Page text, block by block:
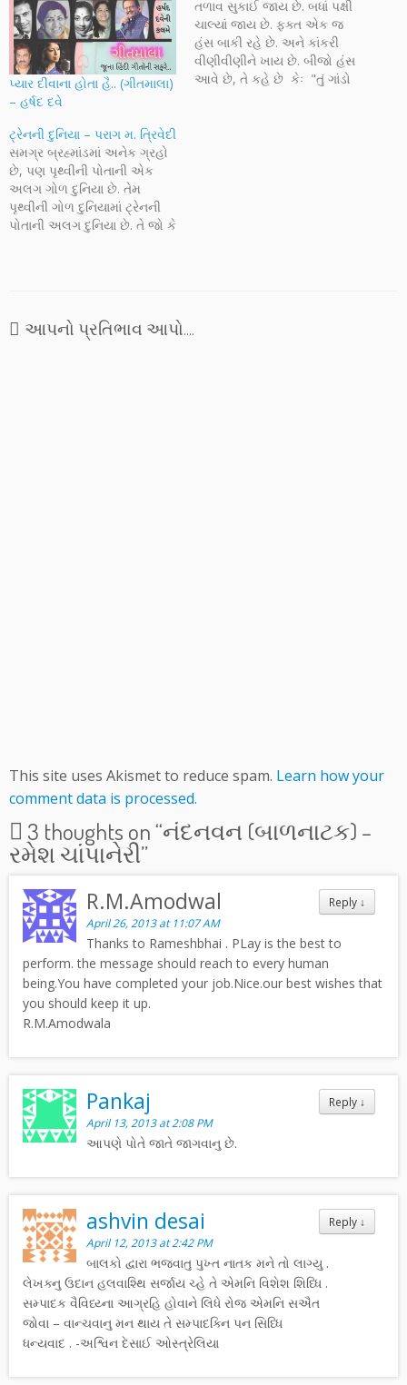
પ્યાર દીવાના હોતા હૈ.. (ગીતમાલા)
– હર્ષદ દવે
તળાવ સુકાઈ જાય છે. બધાં પક્ષી
ચાલ્યાં જાય છે. ફક્ત એક જ
હંસ બાકી રહે છે. અને કાંકરી
વીણીવીણીને ખાય છે. બીજો હંસ
આવે છે, તે કહે છે કેઃ "તું ગાંડો
ટ્રેનની દુનિયા – પરાગ મ. ત્રિવેદી
સમગ્ર બ્રહ્માંડમાં અનેક ગ્રહો
છે, પણ પૃથ્વીની પોતાની એક
અલગ ગોળ દુનિયા છે. તેમ
પૃથ્વીની ગોળ દુનિયામાં ટ્રેનની
પોતાની અલગ દુનિયા છે. તે જો કે
વગરના એમ બધા જ પ્રકારના
માણસો મુસાફરી કરી…
આપનો પ્રતિભાવ આપો....
This site uses Akismet to reduce spam. Learn how your
comment data is processed.
3 thoughts on “નંદનવન (બાળનાટક) –
રમેશ ચાંપાનેરી”
Reply ↓
R.M.Amodwal
April 26, 2013 at 11:07 AM
Thanks to Rameshbhai . PLay is the best to
perform. the message should reach to every human
being.You have completed your job.Nice.our best wishes that
you should keep it up.
R.M.Amodwala
Reply ↓
Pankaj
April 13, 2013 at 2:08 PM
આપણે પોતે જાતે જાગવાનુ છે.
Reply ↓
ashvin desai
April 12, 2013 at 2:42 PM
બાલકો દ્વારા ભજવાતુ પુખ્ત નાતક મને તો લાગ્યુ .
લેખક્નુ ઉદાન હલવાશ્થિ સર્જાય ચ્હે તે એમનિ વિશેશ શિધ્ધિ .
સમ્પાદક વૈવિધ્ય્ના આગ્રહિ હોવાને લિધે રોજ એમનિ સઐત
જોવા – વાન્ચવાનુ મન થાય તે સમ્પાદક્નિ પન સિધ્ધિ
ધન્યવાદ . -અશ્વિન દેસાઈ ઓસ્ત્રેલિયા